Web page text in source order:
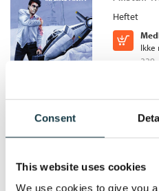
Consent
This website uses cookies
We use cookies to give you
Oversatt av:
Heftet
Ikke
229,–
Kjøp
Alistair
Heftet